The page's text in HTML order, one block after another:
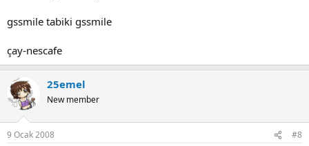
gssmile tabiki gssmile
çay-nescafe
25emel
New member
9 Ocak 2008 #8